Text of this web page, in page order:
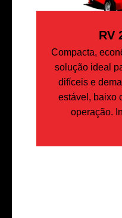
RV
Compacta,
solução ideal
difíceis e
estável, baixo
operação.